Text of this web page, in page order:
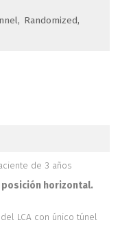
Randomized
de 3 años
posición horizontal.
LCA con único túnel